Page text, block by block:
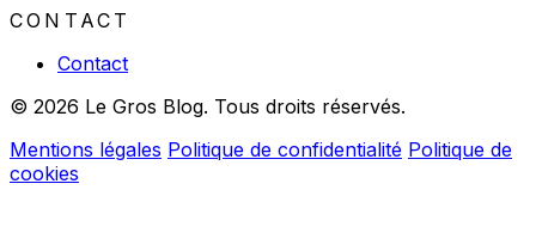
CONTACT
Contact
© 2026 Le Gros Blog. Tous droits réservés.
Mentions légales Politique de confidentialité Politique de
cookies